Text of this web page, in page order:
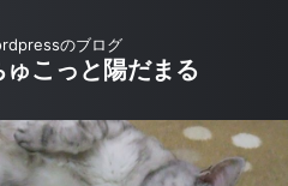
のブログ
こっと陽だまる